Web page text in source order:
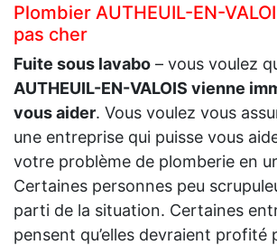
Plombier AUTHEUIL-EN-
pas cher
Fuite sous lavabo – vous voulez
AUTHEUIL-EN-VALOIS vienne
vous aider. Vous voulez vous
une entreprise qui puisse vous
votre problème de plomberie en
Certaines personnes peu
parti de la situation. Certaines
pensent qu’elles devraient profité